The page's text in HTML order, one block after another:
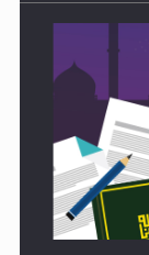
الهجرية؟